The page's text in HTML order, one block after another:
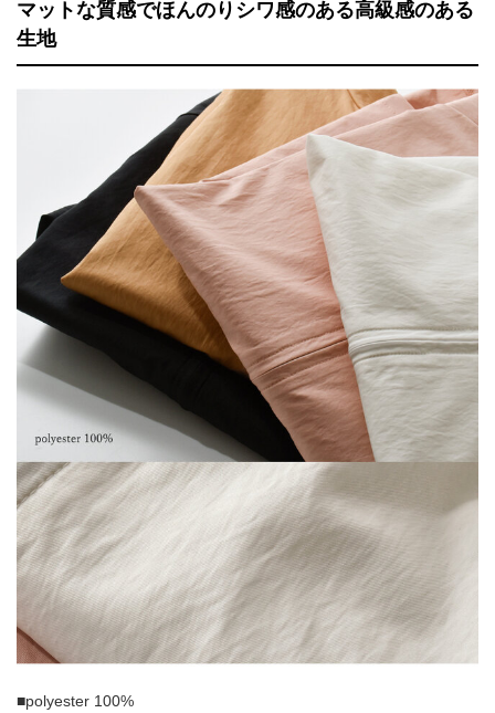
マットな質感でほんのりシワ感のある高級感のある
生地
■polyester 100%